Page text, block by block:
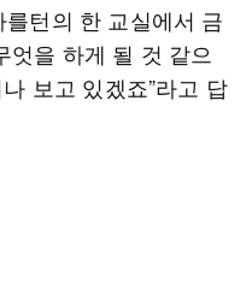
턴의 한 교실에서 금
엇을 하게 될 것 같으
보고 있겠죠”라고 답